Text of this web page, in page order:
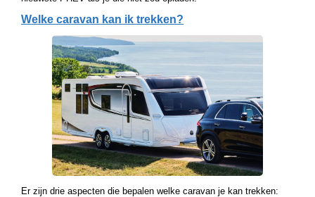
Welke caravan kan ik trekken?
Er zijn drie aspecten die bepalen welke caravan je kan trekken: